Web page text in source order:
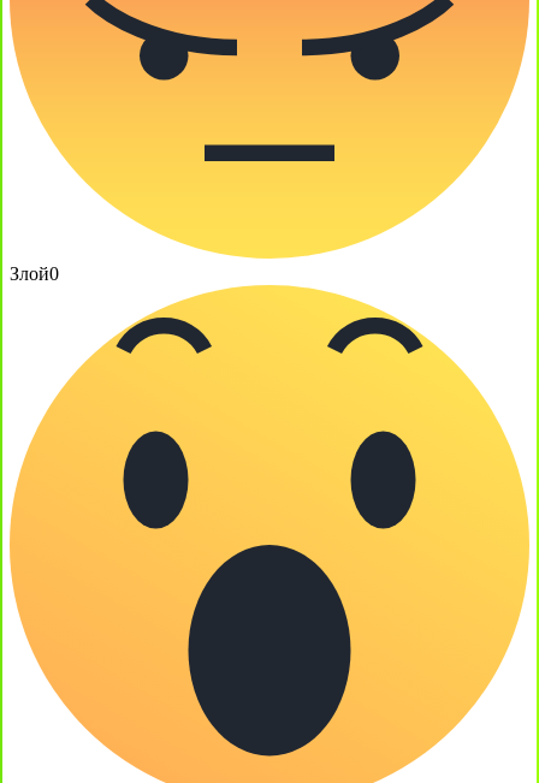
Злой0